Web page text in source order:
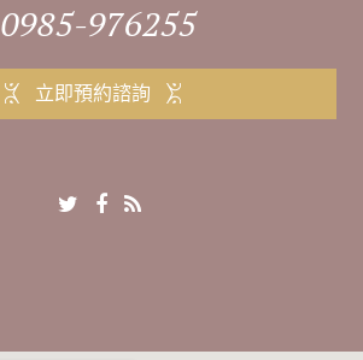
0985-976255
立即預約諮詢